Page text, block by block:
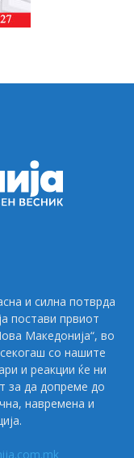
и силна потврда
постави првиот
Македонија“, во
со нашите
и реакции ќе ни
за да допреме до
навремена и